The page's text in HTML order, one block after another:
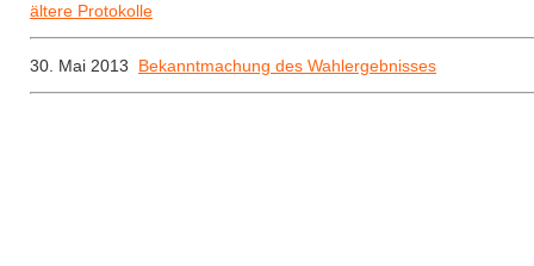
ältere Protokolle
30. Mai 2013 Bekanntmachung des Wahlergebnisses